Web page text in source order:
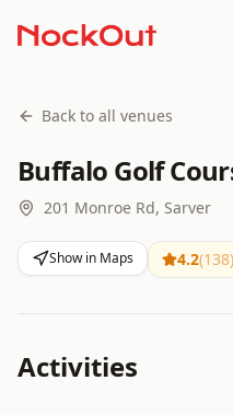
Back to all venues
Buffalo Golf
201 Monroe Rd, Sarver
Show in Maps 4.2(138)
Activities